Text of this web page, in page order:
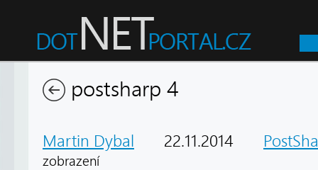
postsharp 4
Martin Dybal 22.11.2014
zobrazení